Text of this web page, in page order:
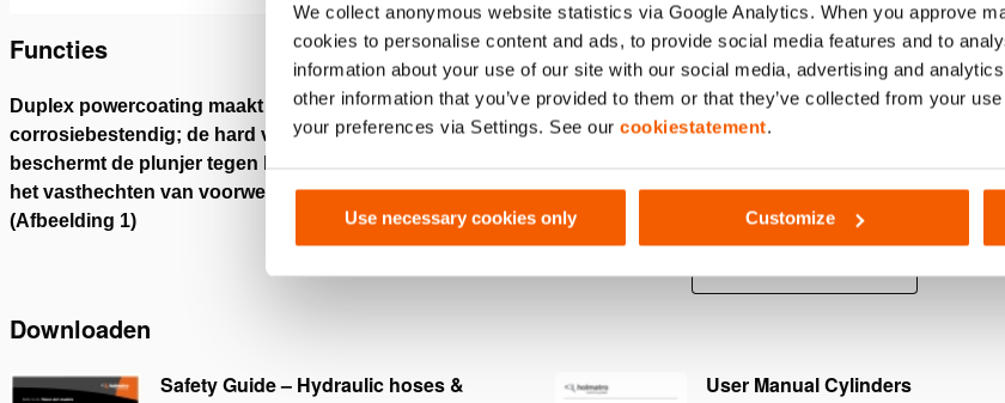
We collect anonymous website statistics via Google Analytics. When you approve
cookies to personalise content and ads, to provide social media features and to
information about your use of our site with our social media, advertising and
other information that you’ve provided to them or that they’ve collected from your
your preferences via Settings. See our cookiestatement.
Use necessary cookies only Customize
Functies
Duplex powercoating maakt de plunjer
corrosiebestendig; de hard verchroomde toplaag
beschermt de plunjer tegen krassen en voorkomt
het vasthechten van voorwerpen zoals lasspatten
(Afbeelding 1)
Duo powerring; een combinatie van een
superieure afdichting en een extreem sterk
(Afbeelding 2)
Downloaden
Safety Guide – Hydraulic hoses &
User Manual Cylinders